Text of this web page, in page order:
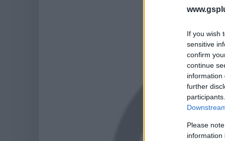
If you wish
sensitive
confirm
continue
information
further
Please
information